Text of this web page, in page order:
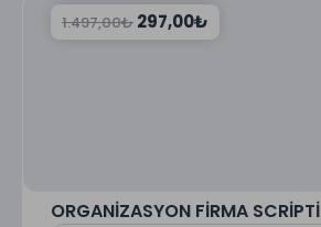
ORGANİZASYON FİRMA SCRİPTİ
1.497,00₺ 297,00₺